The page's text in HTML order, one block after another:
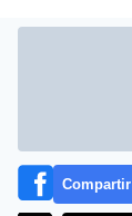
Compartir